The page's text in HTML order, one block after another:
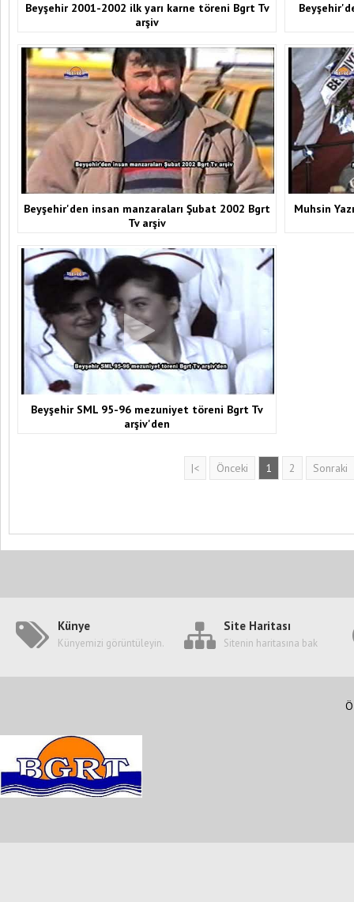
Beyşehir 2001-2002 ilk yarı karne töreni Bgrt Tv
arşiv
Beyşehir'den insan manzaraları Şubat 2002 Bgrt
Tv arşiv
Muhsin
Beyşehir SML 95-96 mezuniyet töreni Bgrt Tv
arşiv'den
|< Önceki 1 2 Sonraki
Künye
Künyemizi görüntüleyin.
Site Haritası
Sitenin haritasına bak